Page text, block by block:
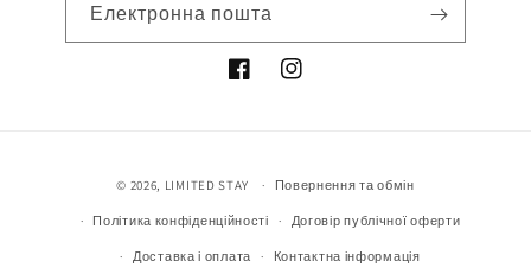
Електронна пошта
оплати
© 2026, LIMITED STAY Повернення та обмін
Політика конфіденційності Договір публічної оферти
Доставка і оплата Контактна інформація